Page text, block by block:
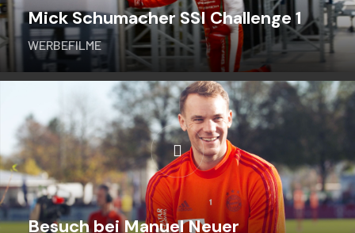
Mick Schumacher SSI Challenge 1
WERBEFILME
Besuch bei Manuel Neuer